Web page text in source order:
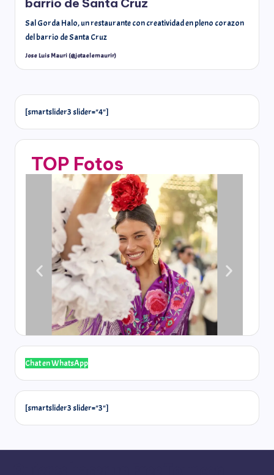
barrio de Santa Cruz
Sal Gorda Halo, un restaurante con creatividad en pleno corazon
del barrio de Santa Cruz
Jose Luis Mauri (@jotaelemaurir)
[smartslider3 slider="4"]
TOP Fotos
Chat en WhatsApp
[smartslider3 slider="3"]